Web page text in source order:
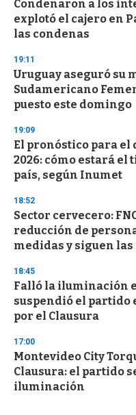
Condenaron a los
explotó el cajero en
las condenas
19:11
Uruguay aseguró su
Sudamericano
puesto este domingo
19:09
El pronóstico para el
2026: cómo estará el
país, según Inumet
18:52
Sector cervecero:
reducción de
medidas y siguen
18:45
Falló la iluminación
suspendió el partido
por el Clausura
17:00
Montevideo City
Clausura: el partido
iluminación